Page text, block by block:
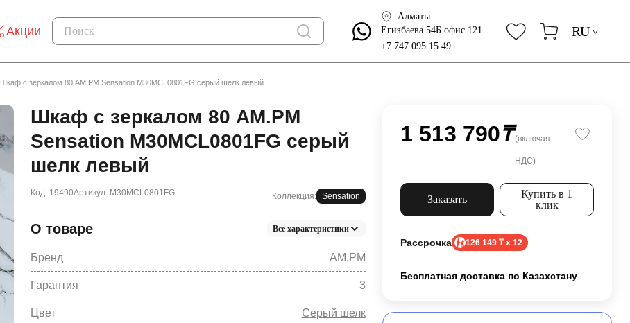
Акции
Алматы
Егизбаева 54Б офис 121
+7 747 095 15 49
RU
Шкаф с зеркалом 80 AM.PM Sensation M30MCL0801FG серый шелк левый
Шкаф с зеркалом 80 AM.PM
Sensation M30MCL0801FG серый
шелк левый
Код: 19490Артикул: M30MCL0801FG Коллекция: Sensation
О товаре Все характеристики
Бренд AM.PM
Гарантия 3
Цвет Серый шелк
1 513 790₸ (включая
НДС)
Заказать
Купить в 1
клик
Рассрочка 126 149 ₸ x 12
Бесплатная доставка по Казахстану